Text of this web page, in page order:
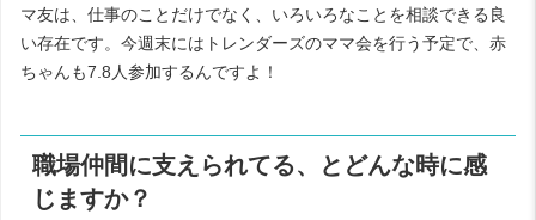
マ友は、仕事のことだけでなく、いろいろなことを相談できる良
い存在です。今週末にはトレンダーズのママ会を行う予定で、赤
ちゃんも7.8人参加するんですよ！
職場仲間に支えられてる、とどんな時に感
じますか？